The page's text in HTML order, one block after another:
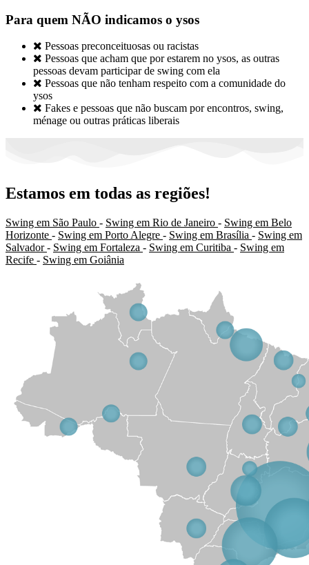
Para quem NÃO indicamos o ysos
 Pessoas preconceituosas ou racistas
 Pessoas que acham que por estarem no ysos, as outras
pessoas devam participar de swing com ela
 Pessoas que não tenham respeito com a comunidade do
ysos
 Fakes e pessoas que não buscam por encontros, swing,
ménage ou outras práticas liberais
Estamos em todas as regiões!
Swing em São Paulo - Swing em Rio de Janeiro - Swing em Belo
Horizonte - Swing em Porto Alegre - Swing em Brasília - Swing em
Salvador- Swing em Fortaleza - Swing em Curitiba - Swing em
Recife - Swing em Goiânia